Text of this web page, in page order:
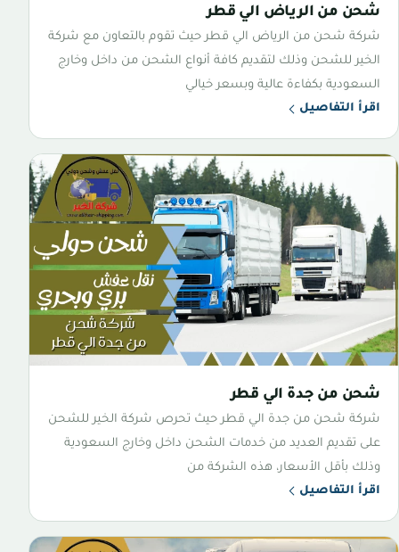
شحن من الرياض الي قطر
شركة شحن من الرياض الي قطر حيث تقوم بالتعاون مع شركة
الخير للشحن وذلك لتقديم كافة أنواع الشحن من داخل وخارج
السعودية بكفاءة عالية وبسعر خيالي
اقرأ التفاصيل
شحن من جدة الي قطر
شركة شحن من جدة الي قطر حيث تحرص شركة الخير للشحن
على تقديم العديد من خدمات الشحن داخل وخارج السعودية
وذلك بأقل الأسعار، هذه الشركة من
اقرأ التفاصيل